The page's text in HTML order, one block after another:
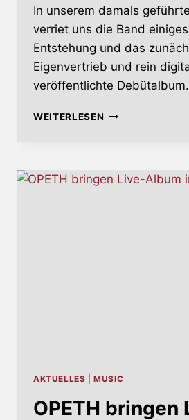
In unserem damals
verriet uns die Band
Entstehung und das
Eigenvertrieb und rein
veröffentlichte
WEITERLESENVOLA
UND
TOUR
AKTUELLES |MUSIC
OPETH bringen